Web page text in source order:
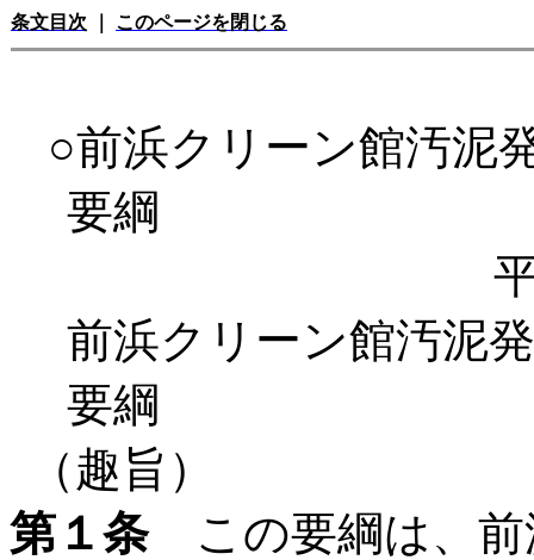
条文目次 このページを閉じる
○前浜クリーン館汚泥
要綱
前浜クリーン館汚泥
要綱
（趣旨）
第１条この要綱は、前